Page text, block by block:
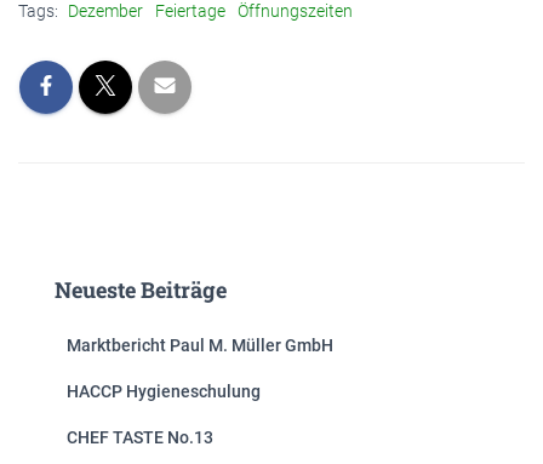
Tags: Dezember Feiertage Öffnungszeiten
Neueste Beiträge
Marktbericht Paul M. Müller GmbH
HACCP Hygieneschulung
CHEF TASTE No.13